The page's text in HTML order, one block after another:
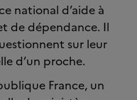
national d’aide à
de dépendance. Il
sur leur
d’un proche.
France, un